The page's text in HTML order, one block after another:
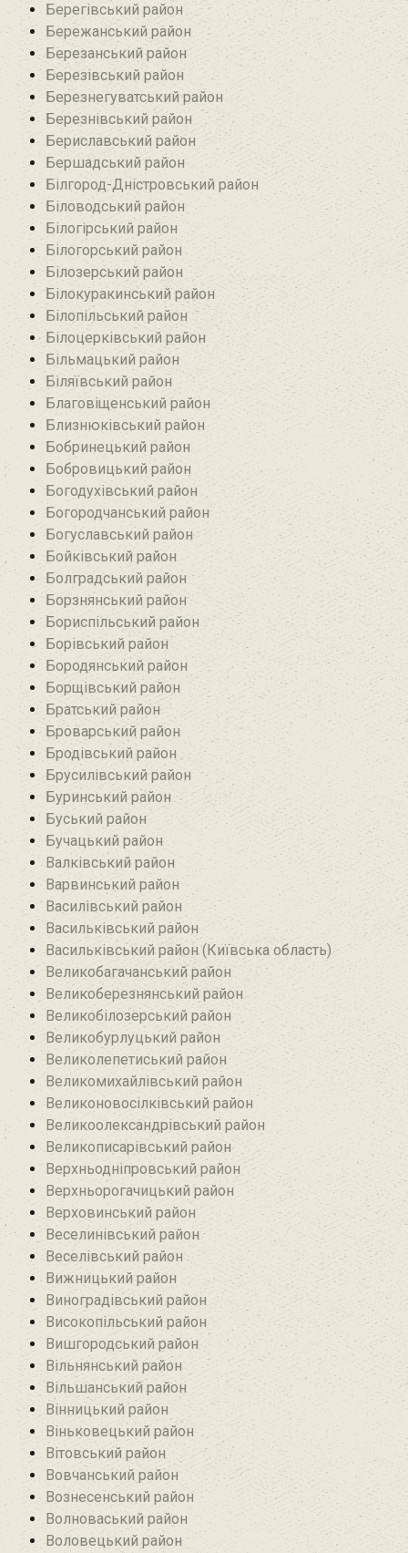
Берегівський район
Бережанський район‎
Березанський район‎
Березівський район
Березнегуватський район‎
Березнівський район‎
Бериславський район
Бершадський район
Білгород-Дністровський район
Біловодський район‎
Білогірський район
Білогорський район
Білозерський район
Білокуракинський район‎
Білопільський район
Білоцерківський район
Більмацький район
Біляївський район‎
Благовіщенський район
Близнюківський район
Бобринецький район
Бобровицький район
Богодухівський район
Богородчанський район
Богуславський район
Бойківський район
Болградський район
Борзнянський район
Бориспільський район
Борівський район
Бородянський район
Борщівський район‎
Братський район‎
Броварський район
Бродівський район‎
Брусилівський район‎
Буринський район
Буський район‎
Бучацький район
Валківський район
Варвинський район
Василівський район
Васильківський район
Васильківський район (Київська область)
Великобагачанський район
Великоберезнянський район
Великобілозерський район‎
Великобурлуцький район
Великолепетиський район
Великомихайлівський район‎
Великоновосілківський район‎
Великоолександрівський район
Великописарівський район
Верхньодніпровський район
Верхньорогачицький район
Верховинський район
Веселинівський район‎
Веселівський район‎
Вижницький район
Виноградівський район
Високопільський район
Вишгородський район
Вільнянський район‎
Вільшанський район
Вінницький район
Віньковецький район
Вітовський район
Вовчанський район
Вознесенський район
Волноваський район
Воловецький район